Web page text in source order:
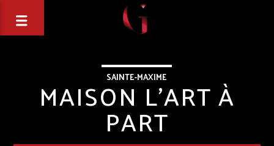
SAINTE-MAXIME
MAISON L’ART À
PART